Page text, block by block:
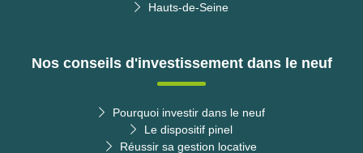
Hauts-de-Seine
Nos conseils d'investissement dans le neuf
Pourquoi investir dans le neuf
Le dispositif pinel
Réussir sa gestion locative